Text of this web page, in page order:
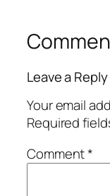
Leave a Reply
Your email
Required
Comment*